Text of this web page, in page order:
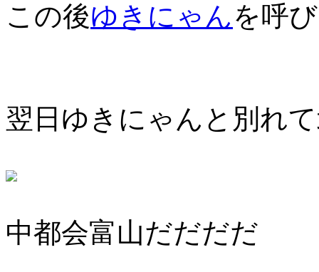
この後ゆきにゃんを呼
翌日ゆきにゃんと別れ
中都会富山だだだだ